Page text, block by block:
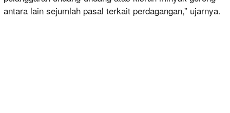
antara lain sejumlah pasal terkait perdagangan,” ujarnya.